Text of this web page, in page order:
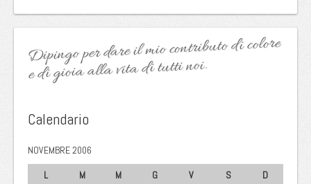
Dipingo per dare il mio contributo di colore
e di gioia alla vita di tutti noi.
Calendario
NOVEMBRE 2006
L
M M G V S
D